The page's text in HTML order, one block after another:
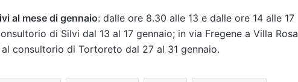
al mese di gennaio: dalle ore 8.30 alle 13 e dalle ore 14 alle 17
di Silvi dal 13 al 17 gennaio; in via Fregene a Villa Rosa
consultorio di Tortoreto dal 27 al 31 gennaio.